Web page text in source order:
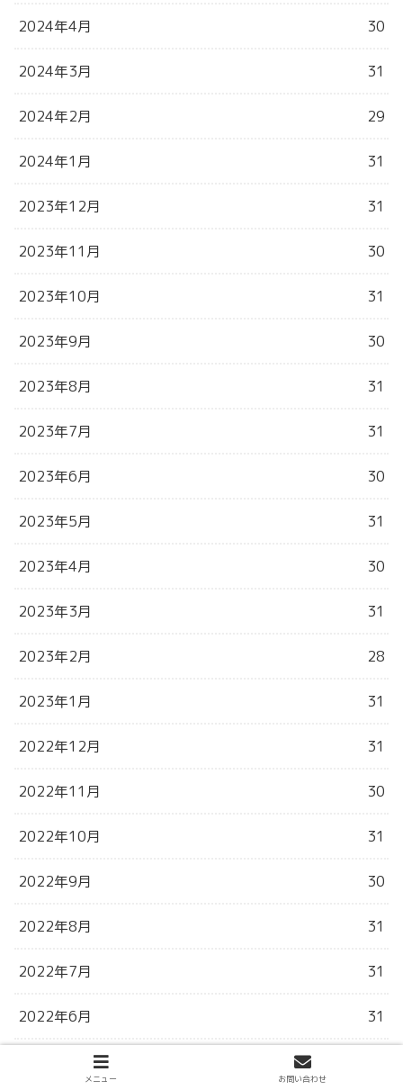
2024年4月 30
2024年3月 31
2024年2月 29
2024年1月 31
2023年12月 31
2023年11月 30
2023年10月 31
2023年9月 30
2023年8月 31
2023年7月 31
2023年6月 30
2023年5月 31
2023年4月 30
2023年3月 31
2023年2月 28
2023年1月 31
2022年12月 31
2022年11月 30
2022年10月 31
2022年9月 30
2022年8月 31
2022年7月 31
2022年6月 31
メニュー お問い合わせ